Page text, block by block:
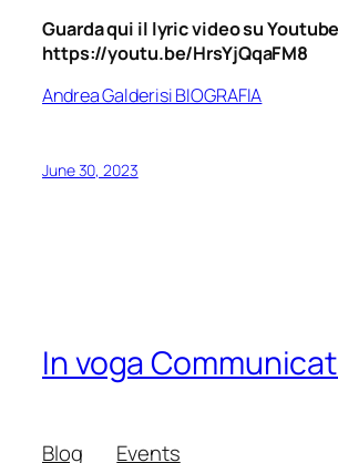
Guarda qui il lyric video su
https://youtu.be/HrsYjQqaFM8
Andrea Galderisi BIOGRAFIA
June 30, 2023
In voga
Blog Events